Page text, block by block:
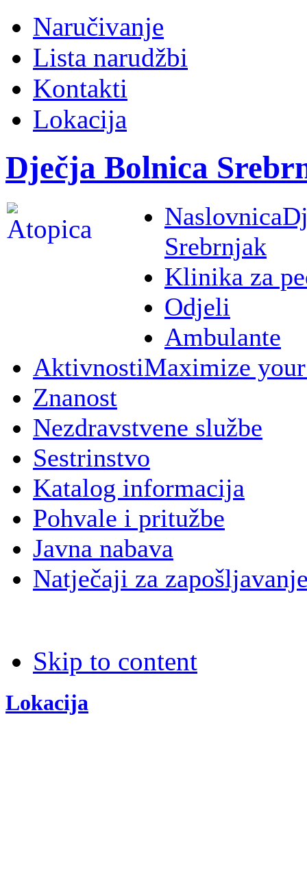
Naručivanje
Lista narudžbi
Kontakti
Lokacija
Dječja Bolnica
Naslovnica
Srebrnjak
Klinika za
Odjeli
Ambulante
AktivnostiMaximize
Znanost
Nezdravstvene službe
Sestrinstvo
Katalog informacija
Pohvale i pritužbe
Javna nabava
Natječaji za
Skip to content
Lokacija